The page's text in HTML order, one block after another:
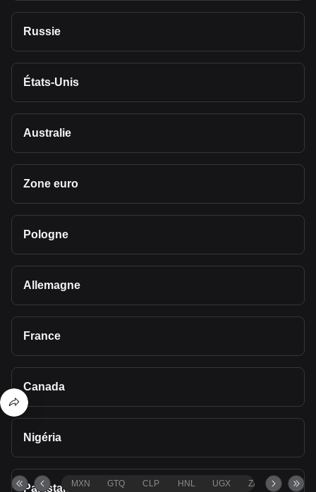
Russie
États-Unis
Australie
Zone euro
Pologne
Allemagne
France
Canada
Nigéria
Pakistan MXN GTQ CLP HNL UGX ZAR TND